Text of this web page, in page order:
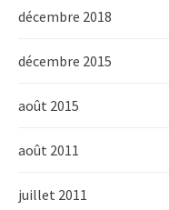
décembre 2018
décembre 2015
août 2015
août 2011
juillet 2011